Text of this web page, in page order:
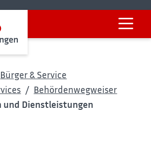
Bürger & Service
Behördenwegweiser
und Dienstleistungen